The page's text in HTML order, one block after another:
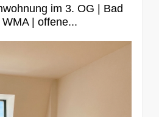
im 3. OG | Bad
| offene...